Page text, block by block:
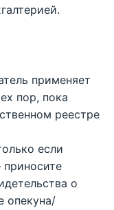
применяет
пор, пока
реестре
если
о
опекуна/